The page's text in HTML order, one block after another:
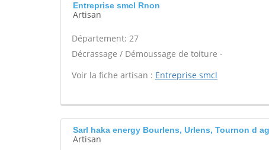
Entreprise smcl Rnon
Artisan
Département: 27
Décrassage / Démoussage de toiture -
Voir la fiche artisan : Entreprise smcl
Sarl haka energy Bourlens, Urlens, Tournon d
Artisan